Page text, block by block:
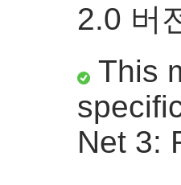
2.0 버
This
Net 3: